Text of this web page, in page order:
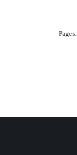
Pages: